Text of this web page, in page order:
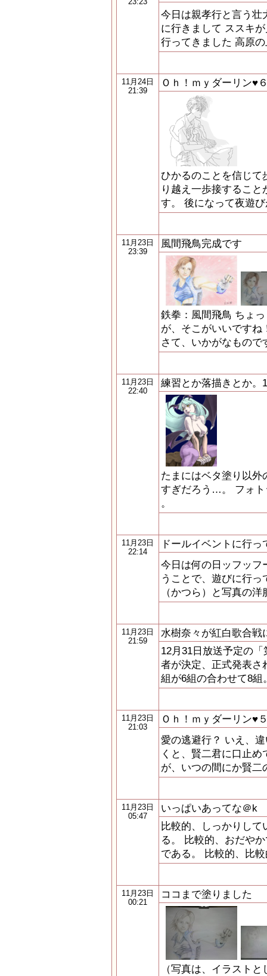
今日は親孝行と言う壮
に行きまして ススキ
行ってきました 高原
11月24日
21:39
Ｏｈ！ｍｙダーリン♥
ひかるのことを信じて
り越え一歩接するこ
す。 後になって夜遊
11月23日
23:39
風間飛鳥完成です
鉄拳：風間飛鳥 ちょ
が、そこがいいですね
さて、いかがなもの
11月23日
22:40
練習とか落描きとか。
たまにはベタ塗り以外
すぎだろう…。 フォト
。
11月23日
22:14
ドールイベントに行っ
今日は何の日ッフッフ
うことで、遊びに行
（かつら）と写真の
11月23日
21:59
水樹奈々が紅白歌合戦
12月31日放送予定の
者が決定、正式発表さ
組が6組の合わせて8
11月23日
21:03
Ｏｈ！ｍｙダーリン♥
愛の逃避行？ いえ、
くと、賢二君に口止
が、いつの間にか賢二
11月23日
05:47
いっぱいあってな＠k
比較的、しっかりし
る。 比較的、おだや
である。 比較的、比
11月23日
00:21
ココまで塗りました
（写真は、イラスト